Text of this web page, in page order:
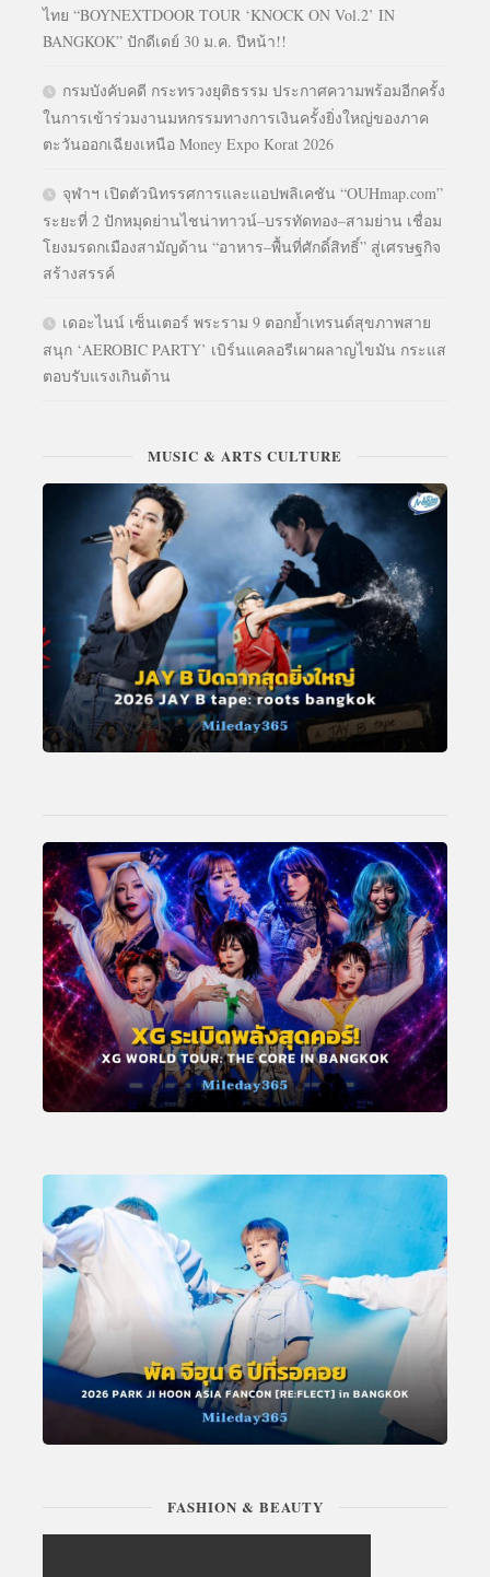
ไทย “BOYNEXTDOOR TOUR ‘KNOCK ON Vol.2’ IN
BANGKOK” ปักดีเดย์ 30 ม.ค. ปีหน้า!!
กรมบังคับคดี กระทรวงยุติธรรม ประกาศความพร้อมอีกครั้ง
ในการเข้าร่วมงานมหกรรมทางการเงินครั้งยิ่งใหญ่ของภาค
ตะวันออกเฉียงเหนือ Money Expo Korat 2026
จุฬาฯ เปิดตัวนิทรรศการและแอปพลิเคชัน “OUHmap.com”
ระยะที่ 2 ปักหมุดย่านไชน่าทาวน์–บรรทัดทอง–สามย่าน เชื่อม
โยงมรดกเมืองสามัญด้าน “อาหาร–พื้นที่ศักดิ์สิทธิ์” สู่เศรษฐกิจ
สร้างสรรค์
เดอะไนน์ เซ็นเตอร์ พระราม 9 ตอกย้ำเทรนด์สุขภาพสาย
สนุก ‘AEROBIC PARTY’ เบิร์นแคลอรีเผาผลาญไขมัน กระแส
ตอบรับแรงเกินต้าน
MUSIC & ARTS CULTURE
FASHION & BEAUTY